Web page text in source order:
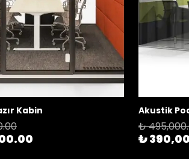
Kabin Akustik
₺
₺